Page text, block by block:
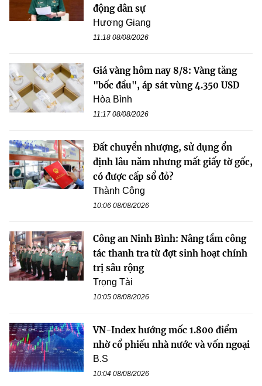
động dân sự
Hương Giang
11:18 08/08/2026
Giá vàng hôm nay 8/8: Vàng tăng
"bốc đầu", áp sát vùng 4.350 USD
Hòa Bình
11:17 08/08/2026
Đất chuyển nhượng, sử dụng ổn
định lâu năm nhưng mất giấy tờ gốc,
có được cấp sổ đỏ?
Thành Công
10:06 08/08/2026
Công an Ninh Bình: Nâng tầm công
tác thanh tra từ đợt sinh hoạt chính
trị sâu rộng
Trọng Tài
10:05 08/08/2026
VN-Index hướng mốc 1.800 điểm
nhờ cổ phiếu nhà nước và vốn ngoại
B.S
10:04 08/08/2026